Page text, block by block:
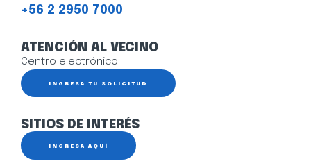
+56 2 2950 7000
ATENCIÓN AL VECINO
Centro electrónico
INGRESA TU SOLICITUD
SITIOS DE INTERÉS
INGRESA AQUÍ